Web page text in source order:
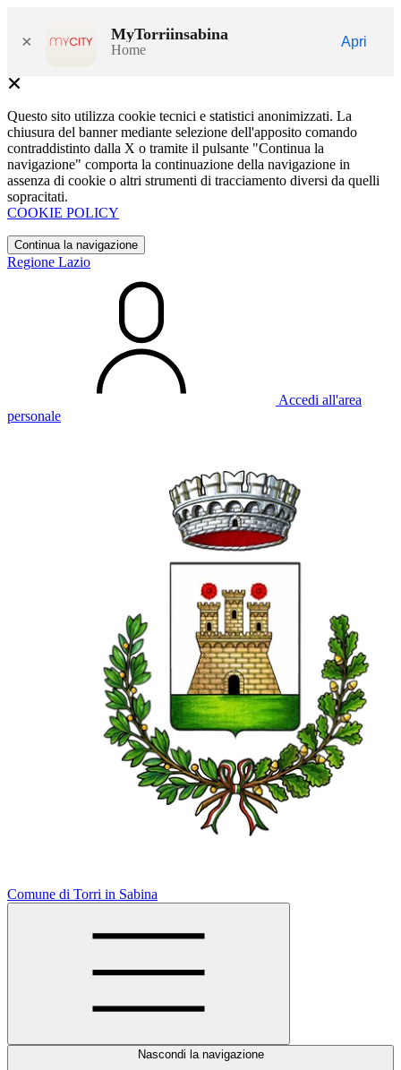
× MyTorriinsabina
Home
Apri
Questo sito utilizza cookie tecnici e statistici anonimizzati. La
chiusura del banner mediante selezione dell'apposito comando
contraddistinto dalla X o tramite il pulsante "Continua la
navigazione" comporta la continuazione della navigazione in
assenza di cookie o altri strumenti di tracciamento diversi da quelli
sopracitati.
COOKIE POLICY
Continua la navigazione
Regione Lazio
Accedi all'area
personale
Comune di Torri in Sabina
Nascondi la navigazione